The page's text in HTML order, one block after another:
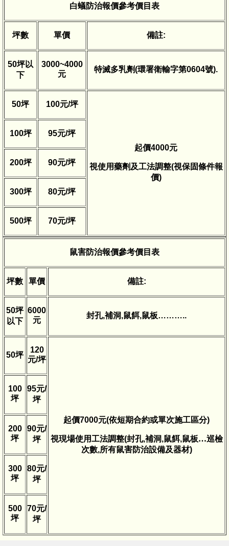
白蟻防治報價參考價目表
坪數 單價 備註:
50坪以
下
3000~4000
元
特滅多乳劑(環署衛輸字第0604號).
50坪 100元/坪
起價4000元
視使用藥劑及工法調整(視保固條件報
價)
100坪 95元/坪
200坪 90元/坪
300坪 80元/坪
500坪 70元/坪
鼠害防治報價參考價目表
坪數 單價 備註:
50坪
以下
6000
元
封孔,補洞,鼠餌,鼠板………..
50坪
120
元/坪
起價7000元(依短期合約或單次施工區分)
視現場使用工法調整(封孔,補洞,鼠餌,鼠板…巡檢
次數,所有鼠害防治設備及器材)
100
坪
95元/
坪
200
坪
90元/
坪
300
坪
80元/
坪
500
坪
70元/
坪